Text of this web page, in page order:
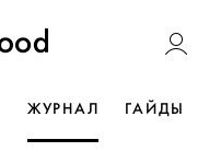
Weddywood
ЖУРНАЛ ГАЙДЫ